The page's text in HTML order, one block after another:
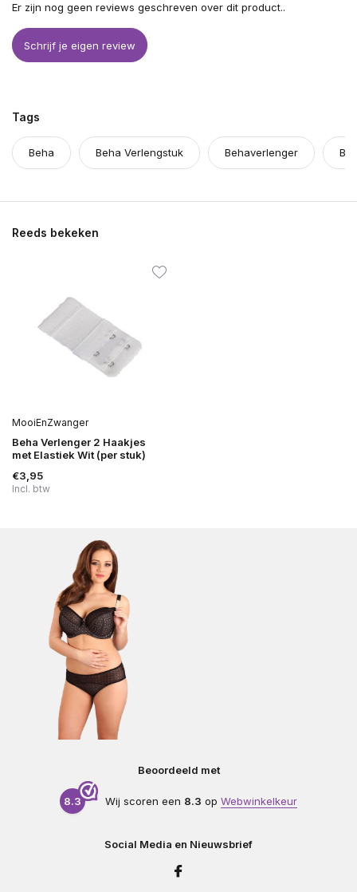
Er zijn nog geen reviews geschreven over dit product..
Schrijf je eigen review
Tags
Beha Beha Verlengstuk Behaverlenger BH
Reeds bekeken
MooiEnZwanger
Beha Verlenger 2 Haakjes
met Elastiek Wit (per stuk)
€3,95
Incl. btw
Beoordeeld met
8.3 Wij scoren een 8.3 op Webwinkelkeur
Social Media en Nieuwsbrief